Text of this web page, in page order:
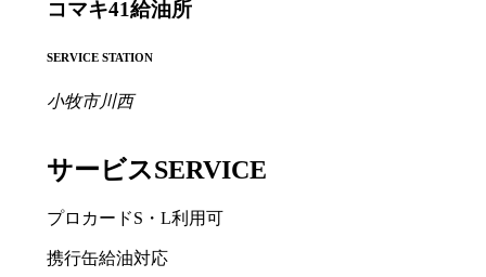
コマキ41給油所
SERVICE STATION
小牧市川西
サービスSERVICE
プロカードS・L利用可
携行缶給油対応